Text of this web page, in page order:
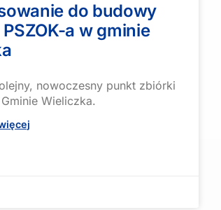
do budowy
a w gminie
nowoczesny punkt zbiórki
Wieliczka.